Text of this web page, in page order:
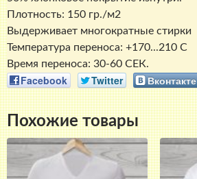
Плотность: 150 гр./м2
Выдерживает многократные стирки
Температура переноса: +170...210 С
Время переноса: 30-60 СЕК.
Facebook Twitter Вконтакте
Похожие товары